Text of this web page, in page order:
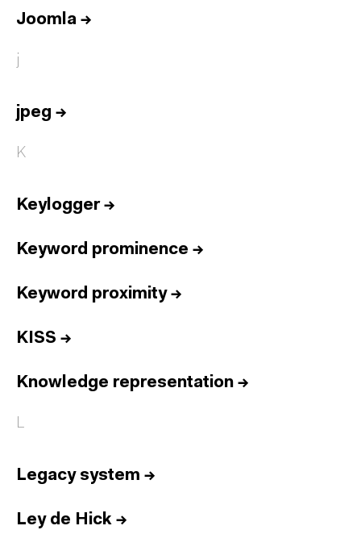
Joomla →
j
jpeg →
K
Keylogger→
Keyword prominence →
Keyword proximity→
KISS →
Knowledge representation →
L
Legacy system →
Ley de Hick →